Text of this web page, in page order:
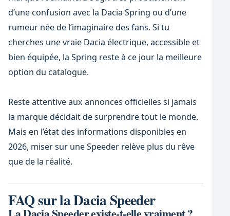
d’une confusion avec la Dacia Spring ou d’une
rumeur née de l’imaginaire des fans. Si tu
cherches une vraie Dacia électrique, accessible et
bien équipée, la Spring reste à ce jour la meilleure
option du catalogue.
Reste attentive aux annonces officielles si jamais
la marque décidait de surprendre tout le monde.
Mais en l’état des informations disponibles en
2026, miser sur une Speeder relève plus du rêve
que de la réalité.
FAQ sur la Dacia Speeder